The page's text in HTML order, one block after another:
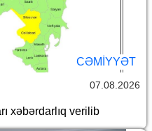
CƏMİYYƏT
07.08.2026
xəbərdarlıq verilib